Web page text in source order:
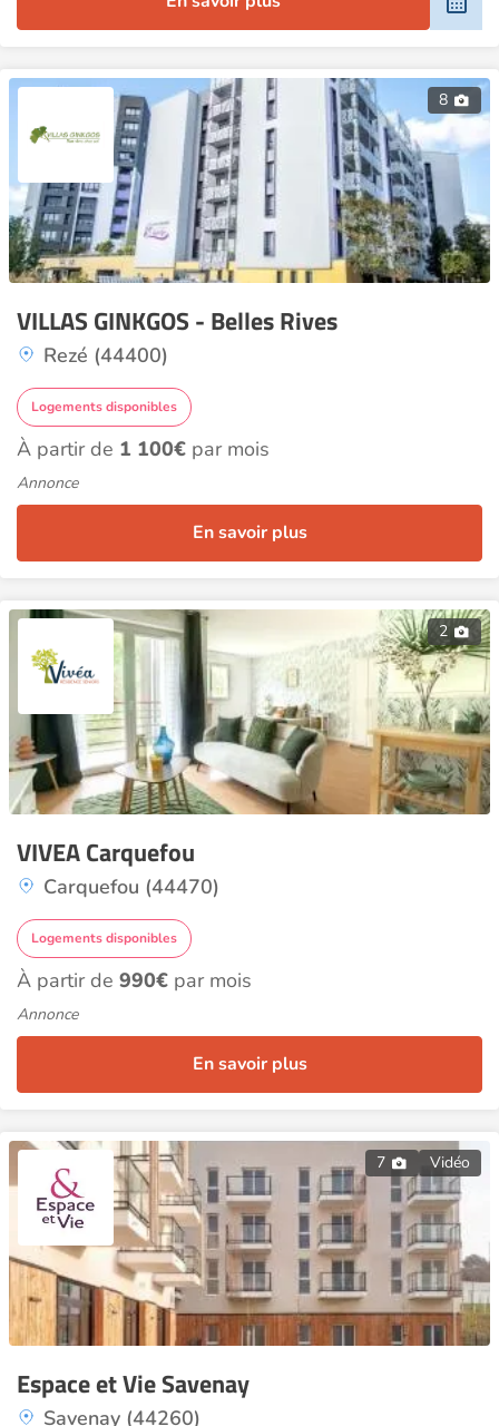
8
VILLAS GINKGOS - Belles Rives
Rezé (44400)
Logements disponibles
À partir de 1 100€ par mois
Annonce
En savoir plus
2
VIVEA Carquefou
Carquefou (44470)
Logements disponibles
À partir de 990€ par mois
Annonce
En savoir plus
7 Vidéo
Espace et Vie Savenay
Savenay (44260)